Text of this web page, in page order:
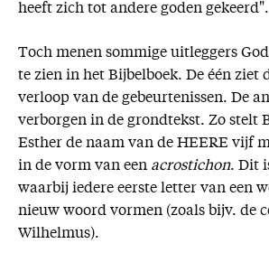
heeft zich tot andere goden gekeerd".
Toch menen sommige uitleggers
te zien in het Bijbelboek. De één ziet
verloop van de gebeurtenissen. De
verborgen in de grondtekst. Zo stelt
Esther de naam van de HEERE vijf
in de vorm van een acrostichon. Dit
waarbij iedere eerste letter van een
nieuw woord vormen (zoals bijv. de
Wilhelmus).